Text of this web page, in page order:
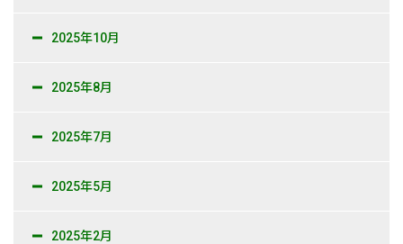
2025年10月
2025年8月
2025年7月
2025年5月
2025年2月
社内制度・福利厚生